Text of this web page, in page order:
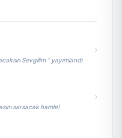
Sevgilim “ yayımlandı
sarsacak hamle!